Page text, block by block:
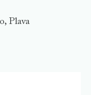
Plava